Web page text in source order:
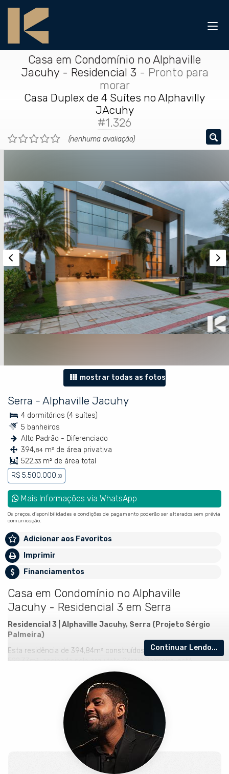
Casa em Condomínio no Alphaville
Jacuhy - Residencial 3 - Pronto para
morar
Casa Duplex de 4 Suítes no Alphavilly
JAcuhy
#1.326
(nenhuma avaliação)
mostrar todas as fotos
Serra - Alphaville Jacuhy
4 dormitórios (4 suítes)
5 banheiros
Alto Padrão - Diferenciado
394,84 m² de área privativa
522,33 m² de área total
R$ 5.500.000,00
Mais Informações via WhatsApp
Os preços, disponibilidades e condições de pagamento poderão ser alterados sem prévia
comunicação.
Adicionar aos Favoritos
Imprimir
Financiamentos
Casa em Condomínio no Alphaville
Jacuhy - Residencial 3 em Serra
Residencial 3 | Alphaville Jacuhy, Serra (Projeto Sérgio
Palmeira)
Esta residência de 394,84m² construídos em um terreno de
522,33m², assinada pelo arquiteto Sérgio Palmeira, está
localizada no Residencial 3 do Alphaville Jacuhy, em Serra. São
4 suítes amplas, sendo a suíte master com closet generoso,
escritório integrado e televisão giratória servindo dois
ambientes. O acabamento entrega fachada em ACM, móveis
planejados em laca brilhosa e projeto luminotécnico cênico que
transforma a atmosfera da casa conforme o momento. Energia
A área gourmet sofisticada e a piscina ampla compõem o lazer
privativo, projetados para receber com padrão. A arquitetura foi
concebida para impressionar de todos os ângulos, com igual
Continuar Lendo...